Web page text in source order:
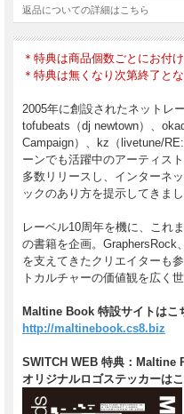
返品についての詳細はこちら
＊特典は商品個数ごとにお付け
＊特典は無くなり次第終了とな
2005年に創設されたネットレ
tofubeats（dj newtown）、
Campaign）、kz（livetune/
ーンでも活躍中のアーティス
多数リリースし、インターネ
ックのあり方を提示してきまし
レーベル10周年を機に、これ
の書籍を企画。GraphersRock
を支えてきたクリエイターも
トカルチャーの価値観を広く
Maltine Book 特設サイトはこ
http://maltinebook.cs8.biz
SWITCH WEB 特典：Maltine
オリジナルロゴステッカーは